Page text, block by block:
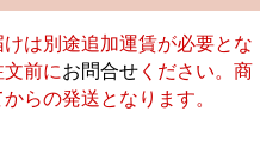
は別途追加運賃が必要とな
前にお問合せ ください。商
らの発送となります。